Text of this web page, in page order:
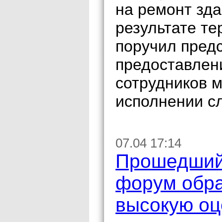
на ремонт
результате
поручил
сотрудников
исполнении
07.04 17:14
форум
высокую